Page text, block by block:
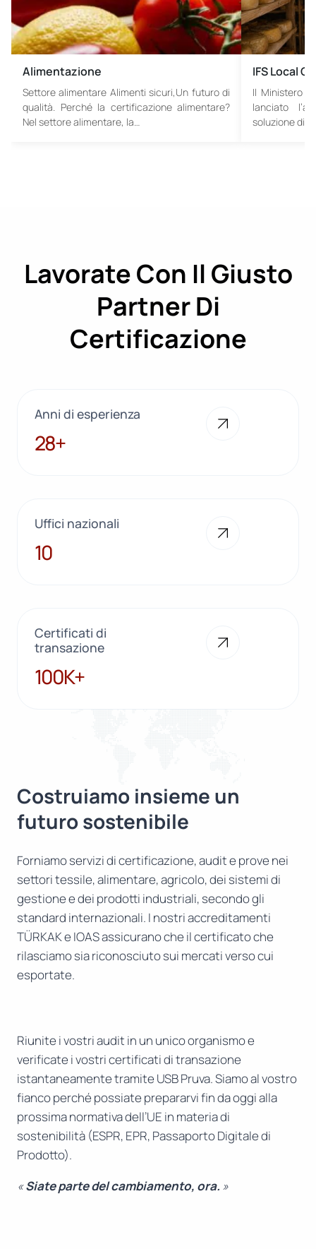
Alimentazione
Settore alimentare Alimenti sicuri,Un futuro di
qualità. Perché la certificazione alimentare?
Nel settore alimentare, la…
IFS Local
Il Ministero
lanciato
soluzione di…
Lavorate Con Il Giusto
Partner Di
Certificazione
Anni di esperienza
28+
28+
Uffici nazionali
10
10
Certificati di
transazione
100K+
100K+
Costruiamo insieme un
futuro sostenibile
Forniamo servizi di certificazione, audit e prove nei
settori tessile, alimentare, agricolo, dei sistemi di
gestione e dei prodotti industriali, secondo gli
standard internazionali. I nostri accreditamenti
TÜRKAK e IOAS assicurano che il certificato che
rilasciamo sia riconosciuto sui mercati verso cui
esportate.
Riunite i vostri audit in un unico organismo e
verificate i vostri certificati di transazione
istantaneamente tramite USB Pruva. Siamo al vostro
fianco perché possiate prepararvi fin da oggi alla
prossima normativa dell’UE in materia di
sostenibilità (ESPR, EPR, Passaporto Digitale di
Prodotto).
«Siate parte del cambiamento, ora. »